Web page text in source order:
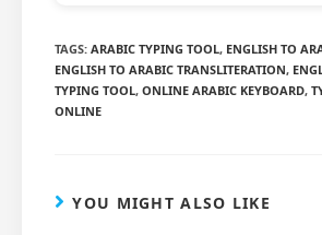
typing. Common Arabic words
expressions are converted
time.
TAGS: ARABIC TYPING TOOL, ENGLISH TO
ENGLISH TO ARABIC TRANSLITERATION,
TYPING TOOL, ONLINE ARABIC KEYBOARD,
ONLINE
YOU MIGHT ALSO LIKE